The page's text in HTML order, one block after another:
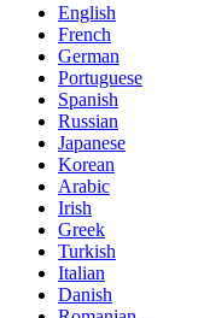
English
French
German
Portuguese
Spanish
Russian
Japanese
Korean
Arabic
Irish
Greek
Turkish
Italian
Danish